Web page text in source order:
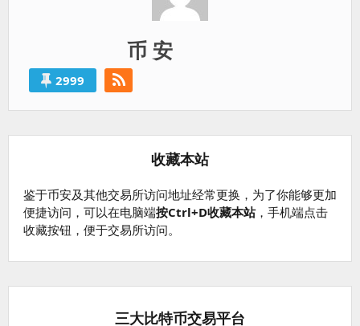
币 安
2999
收藏本站
鉴于币安及其他交易所访问地址经常更换，为了你能够更加
便捷访问，可以在电脑端按Ctrl+D收藏本站，手机端点击
收藏按钮，便于交易所访问。
三大比特币交易平台